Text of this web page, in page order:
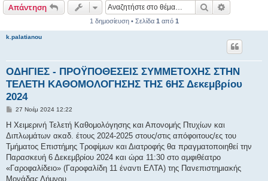
Απάντηση Αναζήτηση
1 δημοσίευση • Σελίδα 1 από 1
k.palatianou
ΟΔΗΓΙΕΣ - ΠΡΟΫΠΟΘΕΣΕΙΣ ΣΥΜΜΕΤΟΧΗΣ ΣΤΗΝ
ΤΕΛΕΤΗ ΚΑΘΟΜΟΛΟΓΗΣΗΣ ΤΗΣ 6ΗΣ Δεκεμβρίου
2024
Δ
μ
σ
ί
υ
σ
27 Νοέμ 2024 12:22
Η Χειμερινή Τελετή Καθομολόγησης και Απονομής Πτυχίων και
Διπλωμάτων ακαδ. έτους 2024-2025 στους/στις απόφοιτους/ες του
Τμήματος Επιστήμης Τροφίμων και Διατροφής θα πραγματοποιηθεί την
Παρασκευή 6 Δεκεμβρίου 2024 και ώρα 11:30 στο αμφιθέατρο
«Γαροφαλίδειο» (Γαροφαλίδη 11 έναντι ΕΛΤΑ) της Πανεπιστημιακής
Μονάδας Λήμνου